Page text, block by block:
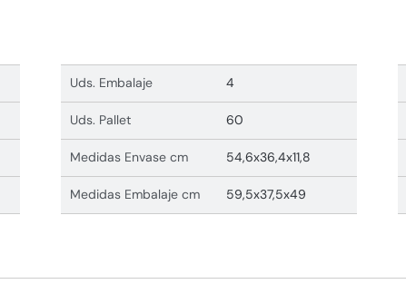
Uds. Embalaje 4
Uds. Pallet 60
Medidas Envase cm 54,6x36,4x11,8
Medidas Embalaje cm 59,5x37,5x49